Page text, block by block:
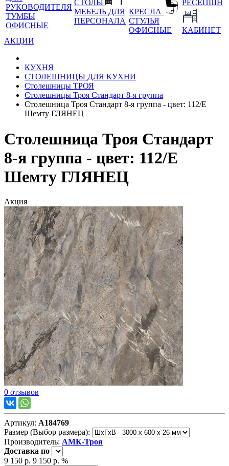
РУКОВОДИТЕЛЯ
ТУМБЫ
ОФИСНЫЕ
СТОЛЫ
МЕБЕЛЬ ДЛЯ
ПЕРСОНАЛА
КРЕСЛА
СТУЛЬЯ
ОФИСНЫЕ
РЕСЕПШН
КАБИНЕТ
АКЦИИ
КУХНЯ
СТОЛЕШНИЦЫ ДЛЯ КУХНИ
Столешницы ТРОЯ
Столешницы Троя Стандарт 8-я группа
Столешница Троя Стандарт 8-я группа - цвет: 112/Е
Шемту ГЛЯНЕЦ
Столешница Троя Стандарт
8-я группа - цвет: 112/Е
Шемту ГЛЯНЕЦ
Акция
0 отзывов
Артикул: А184769
Размер (Выбор размера):
Производитель: АМК-Троя
Доставка по
9 150 р. 9 150 р. %